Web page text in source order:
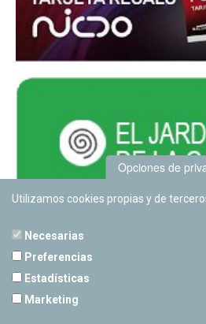
Opciones de
Utilizamos cookies propias y de
Necesarias
Preferencias
Estadísticas
Marketing